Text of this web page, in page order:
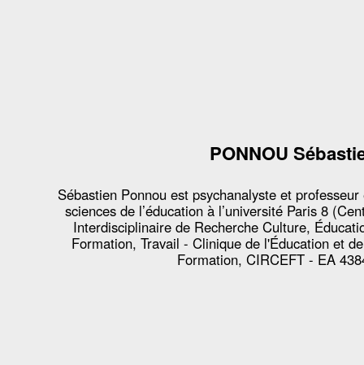
PONNOU
Sébastien Ponnou est psychanalyste et professeur
sciences de l’éducation à l’université Paris 8
Interdisciplinaire de Recherche Culture,
Formation, Travail - Clinique de l'Éducation et
Formation, CIRCEFT - EA